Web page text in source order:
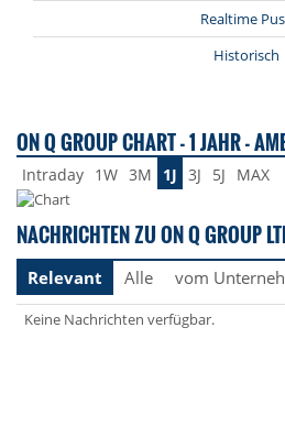
Realtime
Historisch
ON Q GROUP CHART - 1 JAHR -
Intraday 1W 3M 1J 3J 5J MAX
NACHRICHTEN ZU ON Q GROUP
Relevant Alle vom
Keine Nachrichten verfügbar.